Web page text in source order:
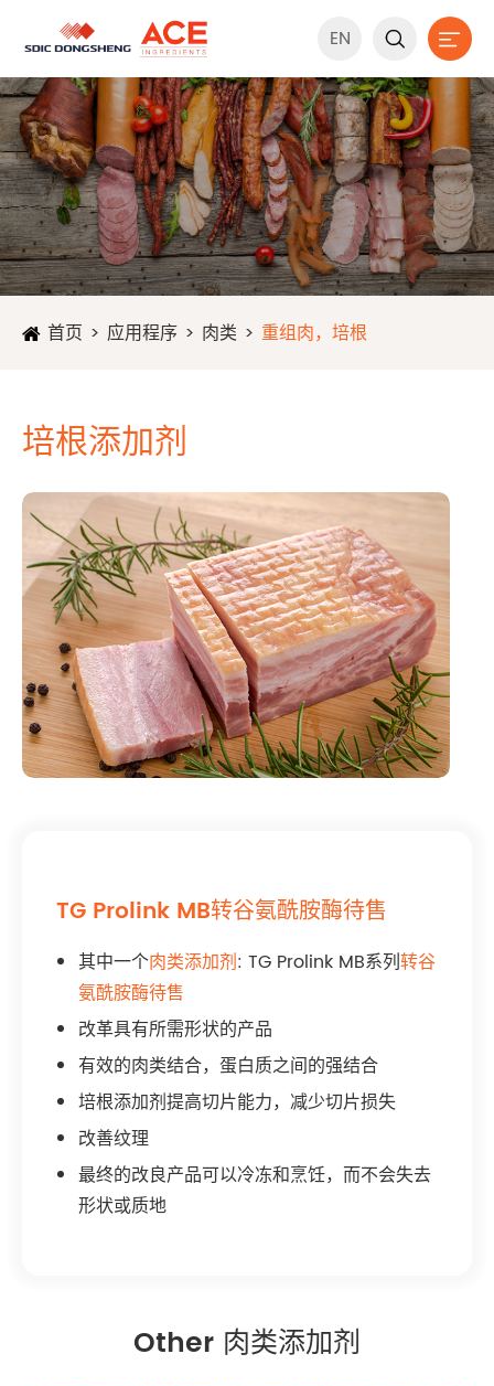
EN  
首页 应用程序 肉类 重组肉，培根
培根添加剂
TG Prolink MB转谷氨酰胺酶待售
其中一个肉类添加剂: TG Prolink MB系列转谷
氨酰胺酶待售
改革具有所需形状的产品
有效的肉类结合，蛋白质之间的强结合
培根添加剂提高切片能力，减少切片损失
改善纹理
最终的改良产品可以冷冻和烹饪，而不会失去
形状或质地
Other 肉类添加剂